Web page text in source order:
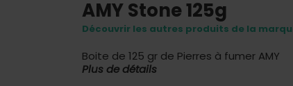
AMY Stone 125g
Découvrir les autres produits de la
Boite de 125 gr de Pierres à fumer AMY
Plus de détails